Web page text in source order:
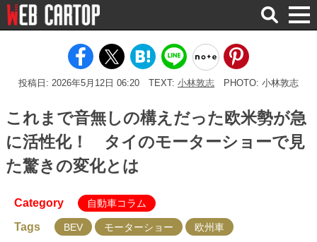
検
索
投稿日: 2026年5月12日 06:20 TEXT: 小林敦志 PHOTO: 小林敦志
これまで音無しの構えだった欧米勢が急
に活性化！ タイのモーターショーで見
た驚きの変化とは
Category 自動車コラム
Tags BEV モーターショー 欧州車